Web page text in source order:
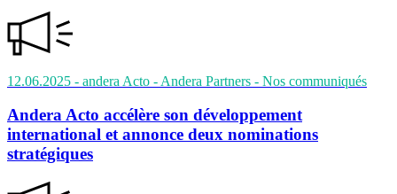
12.06.2025 - andera Acto - Andera Partners - Nos communiqués
Andera Acto accélère son développement
international et annonce deux nominations
stratégiques